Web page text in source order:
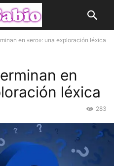
en «ero»: una exploración léxica
en
léxica
283